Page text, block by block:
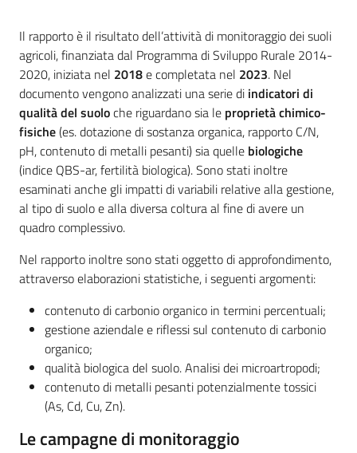
su
Ambiente
Argomenti
Novità
Servizi
Leggi Atti Bandi
Introduzione
Il rapporto è il risultato dell’attività di monitoraggio dei suoli
agricoli, finanziata dal Programma di Sviluppo Rurale 2014-
2020, iniziata nel 2018e completata nel 2023. Nel
documento vengono analizzati una serie di indicatori di
qualità del suoloche riguardano sia le proprietà chimico-
fisiche(es. dotazione di sostanza organica, rapporto C/N,
pH, contenuto di metalli pesanti) sia quelle biologiche
(indice QBS-ar, fertilità biologica). Sono stati inoltre
esaminati anche gli impatti di variabili relative alla gestione,
al tipo di suolo e alla diversa coltura al fine di avere un
quadro complessivo.
Nel rapporto inoltre sono stati oggetto di approfondimento,
attraverso elaborazioni statistiche, i seguenti argomenti:
contenuto di carbonio organico in termini percentuali;
gestione aziendale e riflessi sul contenuto di carbonio
organico;
qualità biologica del suolo. Analisi dei microartropodi;
contenuto di metalli pesanti potenzialmente tossici
(As, Cd, Cu, Zn).
Le campagne di monitoraggio